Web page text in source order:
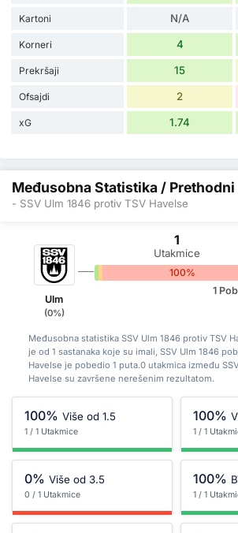
Kartoni N/A
Korneri 4
Prekršaji 15
Ofsajdi 2
xG 1.74
Međusobna Statistika / Prethodni
- SSV Ulm 1846 protiv TSV Havelse
Ulm
(0%)
1
Utakmice
100%
1
Međusobna statistika SSV Ulm 1846 protiv TSV
je od 1 sastanaka koje su imali, SSV Ulm 1846
Havelse je pobedio 1 puta.0 utakmica između
Havelse su završene nerešenim rezultatom.
100% Više od 1.5
1 / 1 Utakmice
100%
1 / 1
0% Više od 3.5
0 / 1 Utakmice
100%
1 / 1